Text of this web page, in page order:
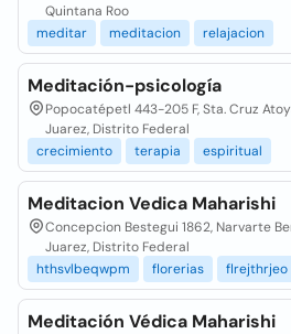
Quintana Roo
meditar
meditacion relajacion
Meditación-psicología
Popocatépetl 443-205 F, Sta. Cruz
Juarez, Distrito Federal
crecimiento
terapia espiritual
Meditacion Vedica Maharishi
Concepcion Bestegui 1862, Narvarte
Juarez, Distrito Federal
hthsvlbeqwpm
florerias flrejthrjeo
Meditación Védica Maharishi